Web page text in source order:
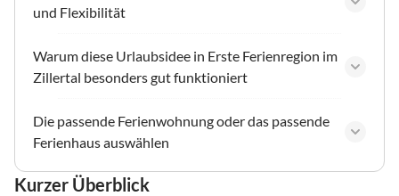
und Flexibilität
Warum diese Urlaubsidee in Erste Ferienregion im
Zillertal besonders gut funktioniert
Die passende Ferienwohnung oder das passende
Ferienhaus auswählen
Kurzer Überblick